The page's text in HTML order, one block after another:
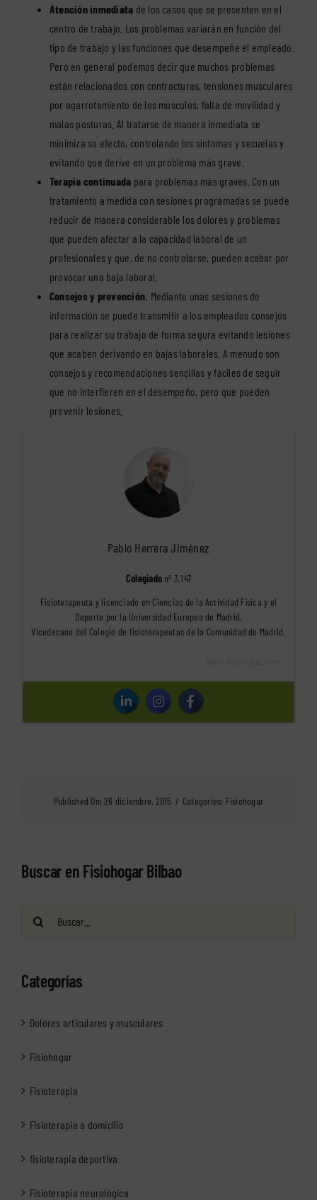
Atención inmediata de los casos que se presenten en el
centro de trabajo. Los problemas variarán en función del
tipo de trabajo y las funciones que desempeñe el empleado.
Pero en general podemos decir que muchos problemas
están relacionados con contracturas, tensiones musculares
por agarrotamiento de los músculos, falta de movilidad y
malas posturas. Al tratarse de manera inmediata se
minimiza su efecto, controlando los síntomas y secuelas y
evitando que derive en un problema más grave.
Terapia continuada para problemas más graves. Con un
tratamiento a medida con sesiones programadas se puede
reducir de manera considerable los dolores y problemas
que pueden afectar a la capacidad laboral de un
profesionales y que, de no controlarse, pueden acabar por
provocar una baja laboral.
Consejos y prevención. Mediante unas sesiones de
información se puede transmitir a los empleados consejos
para realizar su trabajo de forma segura evitando lesiones
que acaben derivando en bajas laborales. A menudo son
consejos y recomendaciones sencillas y fáciles de seguir
que no interfieren en el desempeño, pero que pueden
prevenir lesiones.
Pablo Herrera Jiménez
Colegiado nº 3.147
Fisioterapeuta y licenciado en Ciencias de la Actividad Física y el
Deporte por la Universidad Europea de Madrid.
Vicedecano del Colegio de fisioterapeutas de la Comunidad de Madrid.
Published On: 26 diciembre, 2015 / Categories: Fisiohogar
Buscar en Fisiohogar Bilbao
Categorías
Dolores articulares y musculares
Fisiohogar
Fisioterapia
Fisioterapia a domicilio
fisioterapia deportiva
Fisioterapia neurológica